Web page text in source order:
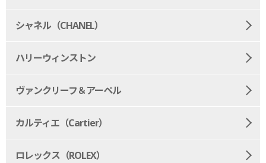
シャネル（CHANEL）
ハリーウィンストン
ヴァンクリーフ＆アーペル
カルティエ（Cartier）
ロレックス（ROLEX）